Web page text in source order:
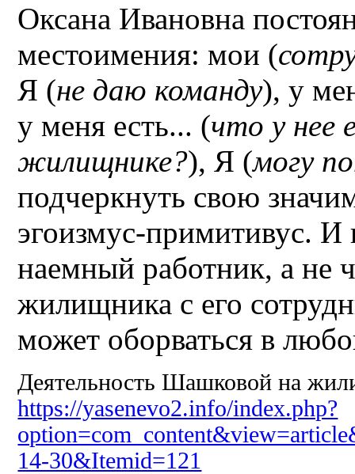
Оксана Ивановна
местоимения: мои (
Я (не даю команду), у
у меня есть... (что у нее
жилищнике?), Я (могу
подчеркнуть свою
эгоизмус-примитивус. И
наемный работник, а не
жилищника с его
может оборваться в
Деятельность Шашковой на
https://yasenevo2.info/index.php?
14-30&Itemid=121